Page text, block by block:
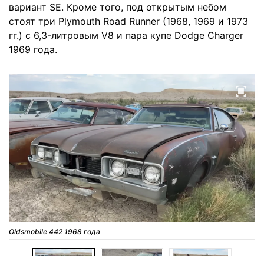
вариант SE. Кроме того, под открытым небом
стоят три Plymouth Road Runner (1968, 1969 и 1973
гг.) с 6,3-литровым V8 и пара купе Dodge Charger
1969 года.
Oldsmobile 442 1968 года